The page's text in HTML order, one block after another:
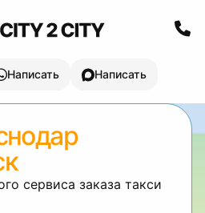
Написать Написать
сервиса заказа такси